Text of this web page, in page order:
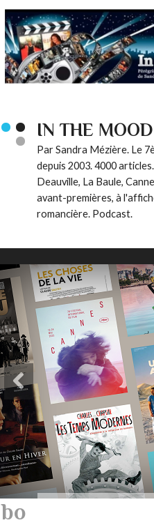
IN THE
Par Sandra Mézière. Le
depuis 2003. 4000
Deauville, La Baule,
avant-premières, à
romancière. Podcast.
bo